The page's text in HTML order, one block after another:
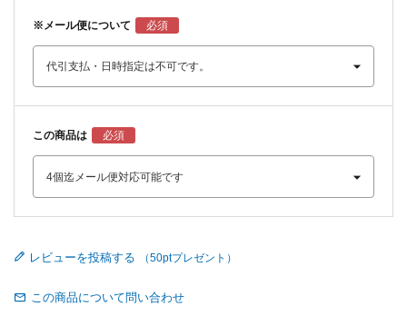
※メール便について
この商品は
レビューを投稿する
この商品について問い合わせ